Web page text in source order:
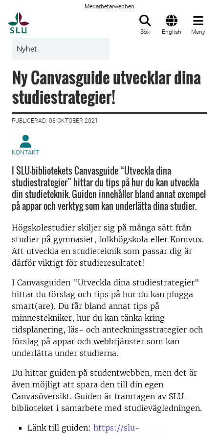
Medarbetarwebben
Sök English Meny
Nyhet
Ny Canvasguide utvecklar dina
studiestrategier!
PUBLICERAD: 08 OKTOBER 2021
KONTAKT
I SLU-bibliotekets Canvasguide “Utveckla dina
studiestrategier” hittar du tips på hur du kan utveckla
din studieteknik. Guiden innehåller bland annat exempel
på appar och verktyg som kan underlätta dina studier.
Högskolestudier skiljer sig på många sätt från
studier på gymnasiet, folkhögskola eller Komvux.
Att utveckla en studieteknik som passar dig är
därför viktigt för studieresultatet!
I Canvasguiden "Utveckla dina studiestrategier"
hittar du förslag och tips på hur du kan plugga
smart(are). Du får bland annat tips på
minnestekniker, hur du kan tänka kring
tidsplanering, läs- och anteckningsstrategier och
förslag på appar och webbtjänster som kan
underlätta under studierna.
Du hittar guiden på studentwebben, men det är
även möjligt att spara den till din egen
Canvasöversikt. Guiden är framtagen av SLU-
biblioteket i samarbete med studievägledningen.
Länk till guiden: https://slu-